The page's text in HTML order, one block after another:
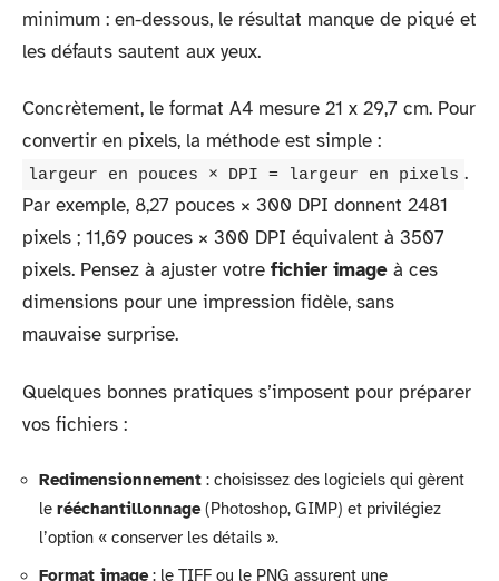
minimum : en-dessous, le résultat manque de piqué et
les défauts sautent aux yeux.
Concrètement, le format A4 mesure 21 x 29,7 cm. Pour
convertir en pixels, la méthode est simple :
largeur en pouces × DPI = largeur en pixels .
Par exemple, 8,27 pouces × 300 DPI donnent 2481
pixels ; 11,69 pouces × 300 DPI équivalent à 3507
pixels. Pensez à ajuster votre fichier image à ces
dimensions pour une impression fidèle, sans
mauvaise surprise.
Quelques bonnes pratiques s’imposent pour préparer
vos fichiers :
Redimensionnement : choisissez des logiciels qui gèrent
le rééchantillonnage(Photoshop, GIMP) et privilégiez
l’option « conserver les détails ».
Format image: le TIFF ou le PNG assurent une